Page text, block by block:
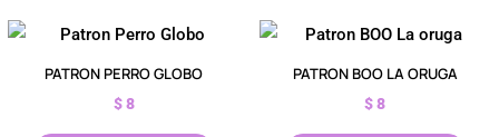
PATRON PERRO GLOBO
$8
PATRON BOO LA ORUGA
$8